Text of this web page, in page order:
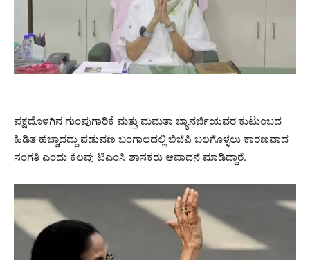
ಪಕ್ಷದೊಳಗಿನ ಗುಂಪುಗಾರಿಕೆ ಮತ್ತು ಮಮತಾ ಬ್ಯಾನರ್ಜಿಯವರ ಕುಟುಂಬದ
ಹಿಡಿತ ಹೆಚ್ಚಾದದ್ದು ಪಡುವಣ ಬಂಗಾಲದಲ್ಲಿ ಬಿಜೆಪಿ ಬಲಗೊಳ್ಳಲು ಕಾರಣವಾದ
ಸಂಗತಿ ಎಂದು ಕೆಲವು ಟಿಎಂಸಿ ಶಾಸಕರು ಆಪಾದನೆ ಮಾಡಿದ್ದಾರೆ.